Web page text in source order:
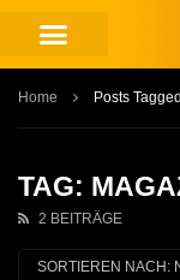
Home Posts
TAG:
2 BEITRÄGE
SORTIEREN NACH: